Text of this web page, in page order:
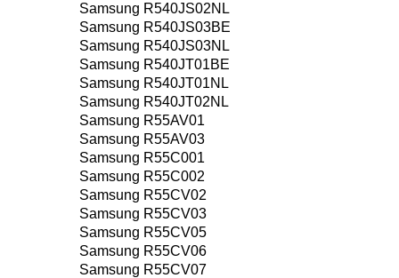
Samsung R540JS02NL
Samsung R540JS03BE
Samsung R540JS03NL
Samsung R540JT01BE
Samsung R540JT01NL
Samsung R540JT02NL
Samsung R55AV01
Samsung R55AV03
Samsung R55C001
Samsung R55C002
Samsung R55CV02
Samsung R55CV03
Samsung R55CV05
Samsung R55CV06
Samsung R55CV07